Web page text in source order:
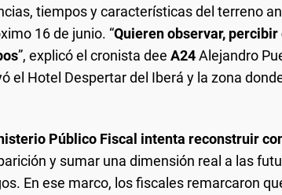
tiempos y características del terreno
16 de junio. “Quieren observar,
”, explicó el cronista dee A24Alejandro
el Hotel Despertar del Iberá y la zona
Público Fiscal intenta reconstruir
y sumar una dimensión real a las
En ese marco, los fiscales remarcaron